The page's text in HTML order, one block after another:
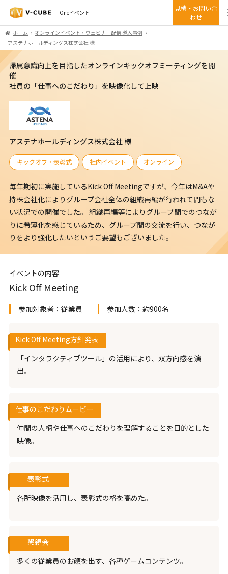
Oneイベント
見積・お問い合
わせ
ホーム
オンラインイベント・ウェビナー配信 導入事例
アステナホールディングス株式会社 様
帰属意識向上を目指したオンラインキックオフミーティングを開
催
社員の「仕事へのこだわり」を映像化して上映
アステナホールディングス株式会社 様
キックオフ・表彰式 社内イベント オンライン
毎年期初に実施しているKick Off Meetingですが、今年はM&Aや
持株会社化によりグループ会社全体の組織再編が行われて間もな
い状況での開催でした。 組織再編等によりグループ間でのつなが
りに希薄化を感じているため、グループ間の交流を行い、つなが
りをより強化したいというご要望もございました。
イベントの内容
Kick Off Meeting
参加対象者： 従業員 参加人数： 約900名
Kick Off Meeting方針発表
「インタラクティブツール」の活用により、双方向感を演
出。
仕事のこだわりムービー
仲間の人柄や仕事へのこだわりを理解することを目的とした
映像。
表彰式
各所映像を活用し、表彰式の格を高めた。
懇親会
多くの従業員のお顔を出す、各種ゲームコンテンツ。